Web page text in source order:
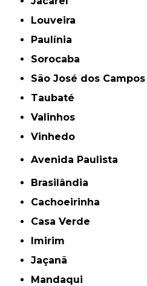
Louveira
Paulínia
Sorocaba
São José dos Campos
Taubaté
Valinhos
Vinhedo
Avenida Paulista
Brasilândia
Cachoeirinha
Casa Verde
Imirim
Jaçanã
Mandaqui